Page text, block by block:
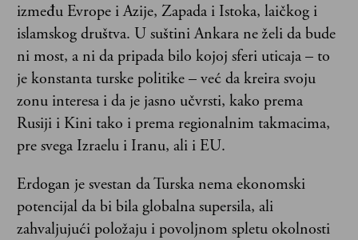
između Evrope i Azije, Zapada i Istoka, laičkog i
islamskog društva. U suštini Ankara ne želi da bude
ni most, a ni da pripada bilo kojoj sferi uticaja – to
je konstanta turske politike – već da kreira svoju
zonu interesa i da je jasno učvrsti, kako prema
Rusiji i Kini tako i prema regionalnim takmacima,
pre svega Izraelu i Iranu, ali i EU.
Erdogan je svestan da Turska nema ekonomski
potencijal da bi bila globalna supersila, ali
zahvaljujući položaju i povoljnom spletu okolnosti